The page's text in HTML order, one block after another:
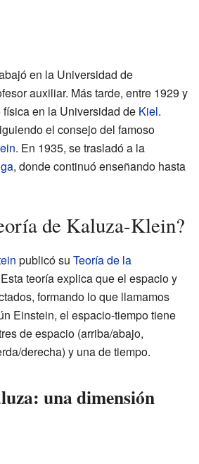
en la Universidad de
auxiliar. Más tarde, entre 1929 y
física en la Universidad de Kiel.
el consejo del famoso
. En 1935, se trasladó a la
, donde continuó enseñando hasta
de Kaluza-Klein?
publicó su Teoría de la
teoría explica que el espacio y
formando lo que llamamos
Einstein, el espacio-tiempo tiene
de espacio (arriba/abajo,
derecha) y una de tiempo.
una dimensión